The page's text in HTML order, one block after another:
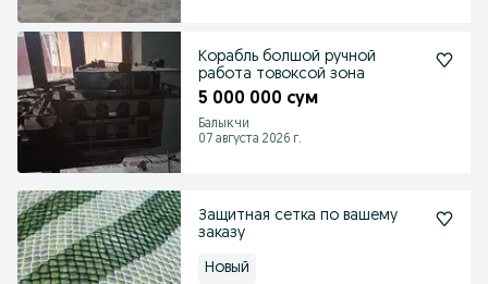
Корабль болшой ручной
работа товоксой зона
5 000 000 сум
Балыкчи
07 августа 2026 г.
Защитная сетка по вашему
заказу
Новый